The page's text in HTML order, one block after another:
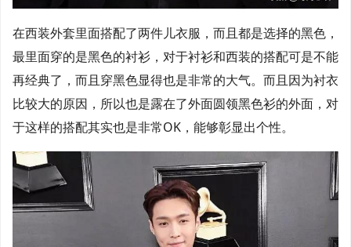
在西装外套里面搭配了两件儿衣服，而且都是选择的黑色，
最里面穿的是黑色的衬衫，对于衬衫和西装的搭配可是不能
再经典了，而且穿黑色显得也是非常的大气。而且因为衬衣
比较大的原因，所以也是露在了外面圆领黑色衫的外面，对
于这样的搭配其实也是非常OK，能够彰显出个性。